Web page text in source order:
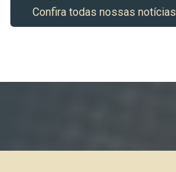
Confira todas nossas notícias